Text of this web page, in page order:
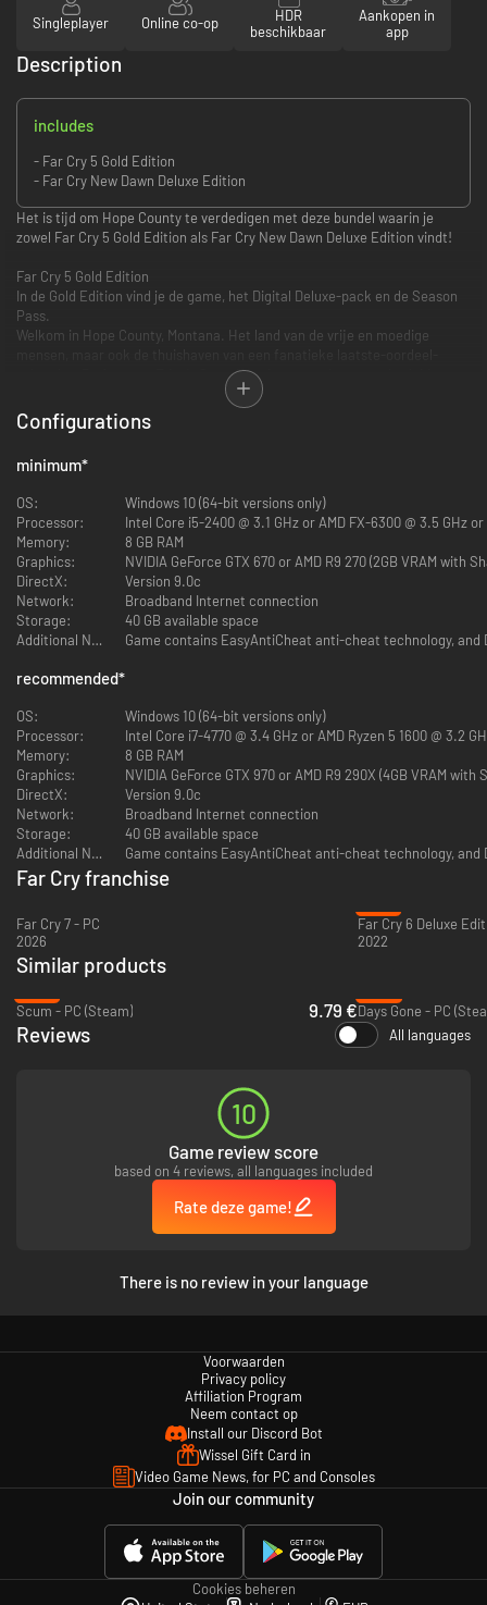
Singleplayer Online co-op
HDR
beschikbaar
Aankopen in
app
Description
includes
- Far Cry 5 Gold Edition
- Far Cry New Dawn Deluxe Edition
Het is tijd om Hope County te verdedigen met deze bundel waarin je
zowel Far Cry 5 Gold Edition als Far Cry New Dawn Deluxe Edition vindt!
Far Cry 5 Gold Edition
In de Gold Edition vind je de game, het Digital Deluxe-pack en de Season
Pass.
Welkom in Hope County, Montana. Het land van de vrije en moedige
sekte, het Project van Eden's Gate. Kom in opstand tegen sekteleider
Joseph Seed en zijn broers en zus, de Herauten, om het verzet aan te
wakkeren en de belegerde gemeenschap te bevrijden.
Upgrade naar de Deluxe Edition en ontvang het Digital Deluxe-pack.
jaar na een wereldwijde kernramp.
Ga samen met andere overlevenden de strijd aan tegen de gevaarlijke
nieuwe dreiging de Highwaymen en de Tweeling, hun genadeloze leiders
die de laatste grondstoffen willen overnemen.
Configurations
minimum*
OS:
Windows 10 (64-bit versions only)
Processor:
Intel Core i5-2400 @ 3.1 GHz or AMD FX-6300 @ 3.5 GHz
Memory:
8 GB RAM
Graphics:
NVIDIA GeForce GTX 670 or AMD R9 270 (2GB VRAM with
DirectX:
Version 9.0c
Network:
Broadband Internet connection
Storage:
40 GB available space
Additional Notes:
recommended*
OS:
Windows 10 (64-bit versions only)
Processor:
Intel Core i7-4770 @ 3.4 GHz or AMD Ryzen 5 1600 @ 3.2
Memory:
8 GB RAM
Graphics:
NVIDIA GeForce GTX 970 or AMD R9 290X (4GB VRAM
DirectX:
Version 9.0c
Network:
Broadband Internet connection
Storage:
40 GB available space
Additional Notes:
Far Cry franchise
Far Cry 7 - PC
2026
2022
Similar products
Scum - PC (Steam)
9.79 €Days Gone - PC
Reviews All languages
10
Game review score
based on 4 reviews, all languages included
Rate deze game!
There is no review in your language
Voorwaarden
Privacy policy
Affiliation Program
Neem contact op
Install our Discord Bot
Wissel Gift Card in
Video Game News, for PC and Consoles
Join our community
Cookies beheren